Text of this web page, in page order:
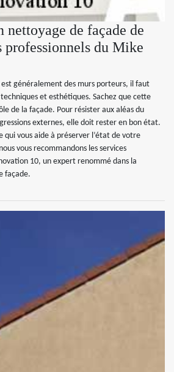
nettoyage de façade de
professionnels du Mike
généralement des murs porteurs, il faut
et esthétiques. Sachez que cette
de la façade. Pour résister aux aléas du
externes, elle doit rester en bon état.
qui vous aide à préserver l’état de votre
vous recommandons les services
10, un expert renommé dans la
façade.